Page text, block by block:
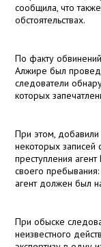
сообщила, что
обстоятельствах.
По факту
Алжире был
следователи
которых
При этом, добавили
некоторых записей
преступления
своего
агент должен был
При обыске
неизвестного